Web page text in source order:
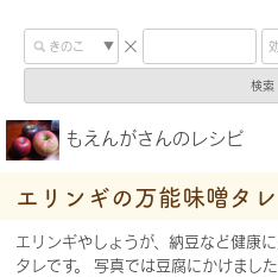
検索
もえんがさんのレシピ
エリンギの万能味噌タレ
エリンギやしょうが、納豆など健康
タレです。 写真では豆腐にかけまし